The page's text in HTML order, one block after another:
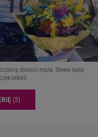
śmierci męża. Słowa łapią
(5)